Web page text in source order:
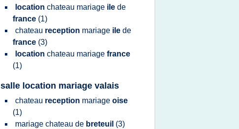
location chateau mariage ile de
france (1)
chateau reception mariage ile de
france (3)
location chateau mariage france
(1)
salle location mariage valais
chateau reception mariage oise
(1)
mariage chateau de breteuil (3)